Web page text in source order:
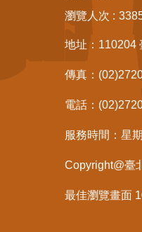
瀏覽人次
地址：110204
傳真：
電話：
服務時間：星
Copyright@臺
最佳瀏覽畫面